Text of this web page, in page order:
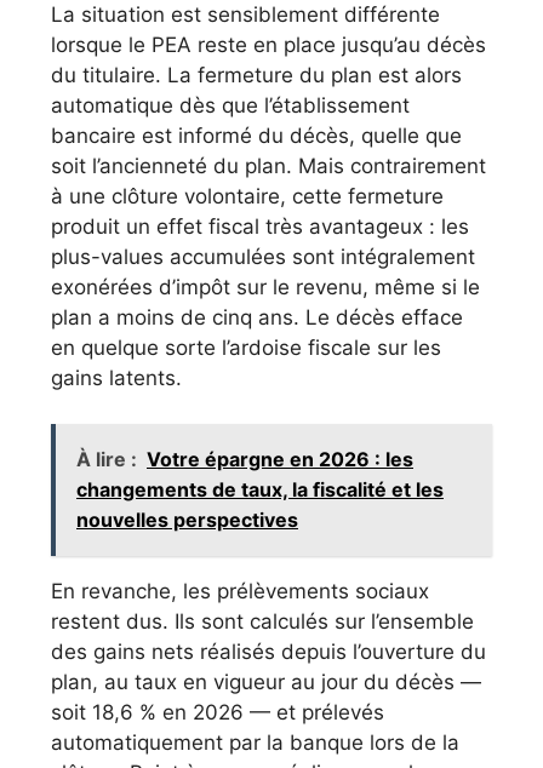
La situation est sensiblement différente
lorsque le PEA reste en place jusqu’au décès
du titulaire. La fermeture du plan est alors
automatique dès que l’établissement
bancaire est informé du décès, quelle que
soit l’ancienneté du plan. Mais contrairement
à une clôture volontaire, cette fermeture
produit un effet fiscal très avantageux : les
plus-values accumulées sont intégralement
exonérées d’impôt sur le revenu, même si le
plan a moins de cinq ans. Le décès efface
en quelque sorte l’ardoise fiscale sur les
gains latents.
À lire : Votre épargne en 2026 : les
changements de taux, la fiscalité et les
nouvelles perspectives
En revanche, les prélèvements sociaux
restent dus. Ils sont calculés sur l’ensemble
des gains nets réalisés depuis l’ouverture du
plan, au taux en vigueur au jour du décès —
soit 18,6 % en 2026 — et prélevés
automatiquement par la banque lors de la